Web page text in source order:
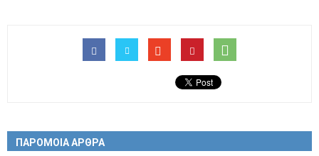
ΠΑΡΟΜΟΙΑ ΑΡΘΡΑ